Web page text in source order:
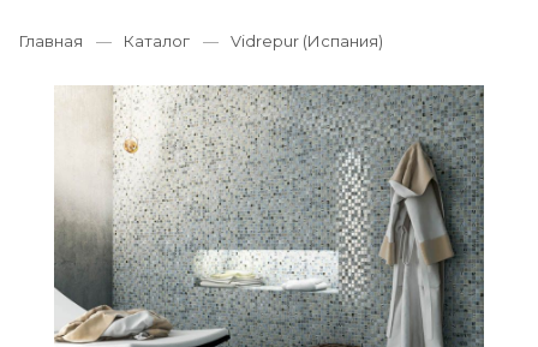
Главная — Каталог — Vidrepur (Испания)